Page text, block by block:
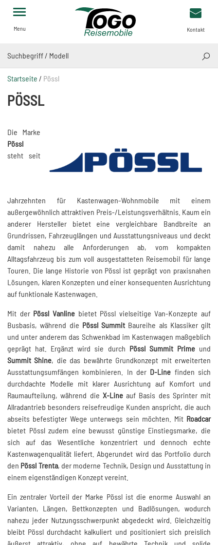
Menu Kontakt
Startseite / Pössl
PÖSSL
Die Marke
Pössl
steht seit
Jahrzehnten für Kastenwagen-Wohnmobile mit einem
außergewöhnlich attraktiven Preis-/Leistungsverhältnis. Kaum ein
anderer Hersteller bietet eine vergleichbare Bandbreite an
Grundrissen, Fahrzeuglängen und Ausstattungsniveaus und deckt
damit nahezu alle Anforderungen ab, vom kompakten
Alltagsfahrzeug bis zum voll ausgestatteten Reisemobil für lange
Touren. Die lange Historie von Pössl ist geprägt von praxisnahen
Lösungen, klaren Konzepten und einer konsequenten Ausrichtung
auf funktionale Kastenwagen.
Mit der Pössl Vanlinebietet Pössl vielseitige Van-Konzepte auf
Busbasis, während die Pössl Summit Baureihe als Klassiker gilt
und unter anderem das Schwenkbad im Kastenwagen maßgeblich
geprägt hat. Ergänzt wird sie durch Pössl Summit Primeund
Summit Shine, die das bewährte Grundkonzept mit erweiterten
Ausstattungsumfängen kombinieren. In der D-Line finden sich
durchdachte Modelle mit klarer Ausrichtung auf Komfort und
Raumaufteilung, während die X-Lineauf Basis des Sprinter mit
Allradantrieb besonders reisefreudige Kunden anspricht, die auch
abseits befestigter Wege unterwegs sein möchten. Mit Roadcar
bietet Pössl zudem eine bewusst günstige Einstiegsmarke, die
sich auf das Wesentliche konzentriert und dennoch echte
Kastenwagenqualität liefert. Abgerundet wird das Portfolio durch
den Pössl Trenta, der moderne Technik, Design und Ausstattung in
einem eigenständigen Konzept vereint.
Ein zentraler Vorteil der Marke Pössl ist die enorme Auswahl an
Varianten, Längen, Bettkonzepten und Badlösungen, wodurch
nahezu jeder Nutzungsschwerpunkt abgedeckt wird. Gleichzeitig
bleibt Pössl durchdacht kalkuliert und positioniert sich preislich